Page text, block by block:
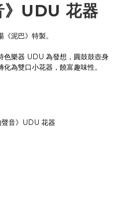
》UDU 花器
泥巴》特製。
色樂器 UDU 為發想，圓鼓鼓壺身
為雙口小花器，饒富趣味性。